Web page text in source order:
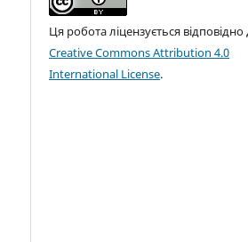
Ця робота ліцензується відповідно
Creative Commons Attribution 4.0
International License.